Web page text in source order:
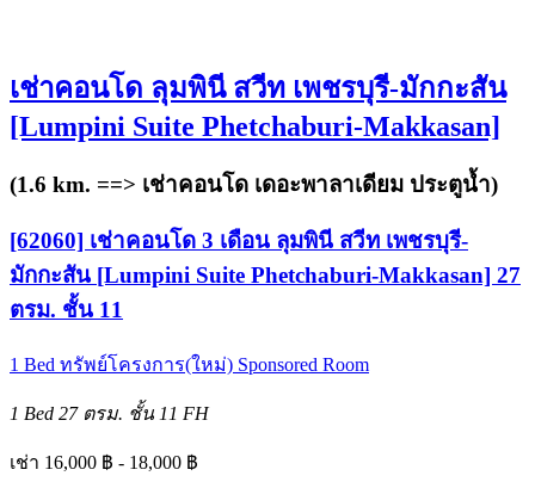
เช่าคอนโด ลุมพินี สวีท เพชรบุรี-มักกะสัน
[Lumpini Suite Phetchaburi-Makkasan]
(1.6 km. ==> เช่าคอนโด เดอะพาลาเดียม ประตูน้ำ)
[62060] เช่าคอนโด 3 เดือน ลุมพินี สวีท เพชรบุรี-
มักกะสัน [Lumpini Suite Phetchaburi-Makkasan] 27
ตรม. ชั้น 11
1 Bed ทรัพย์โครงการ(ใหม่) Sponsored Room
1 Bed 27 ตรม. ชั้น 11 FH
เช่า 16,000 ฿ - 18,000 ฿